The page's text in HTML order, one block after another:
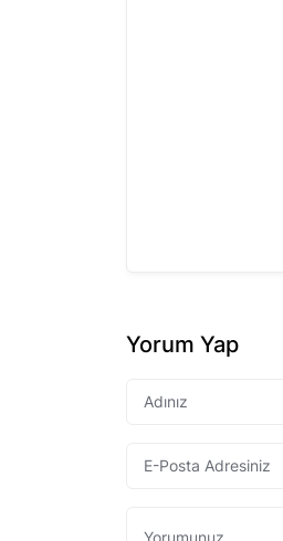
Yorum Yap